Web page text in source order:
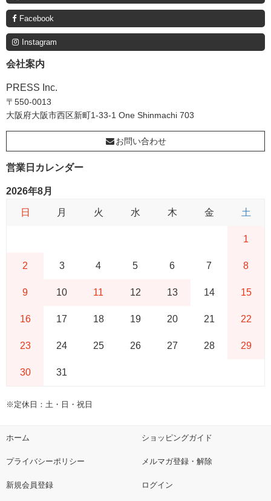
Facebook
Instagram
会社案内
PRESS Inc.
〒550-0013
大阪府大阪市西区新町1-33-1 One Shinmachi 703
お問い合わせ
営業日カレンダー
2026年8月
日 月 火 水 木 金 土
1
2 3 4 5 6 7 8
9 10 11 12 13 14 15
16 17 18 19 20 21 22
23 24 25 26 27 28 29
30 31
※定休日：土・日・祝日
ホーム ショッピングガイド
プライバシーポリシー メルマガ登録・解除
新規会員登録 ログイン